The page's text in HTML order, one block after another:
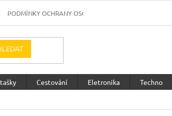
PODMÍNKY OCHRANY OSOBNÍCH ÚDAJŮ
Cestování Eletronika Techno